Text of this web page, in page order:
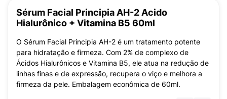
Sérum Facial Principia AH-2 Acido
Hialurônico + Vitamina B5 60ml
O Sérum Facial Principia AH-2 é um tratamento potente
para hidratação e firmeza. Com 2% de complexo de
Ácidos Hialurônicos e Vitamina B5, ele atua na redução de
linhas finas e de expressão, recupera o viço e melhora a
firmeza da pele. Embalagem econômica de 60ml.